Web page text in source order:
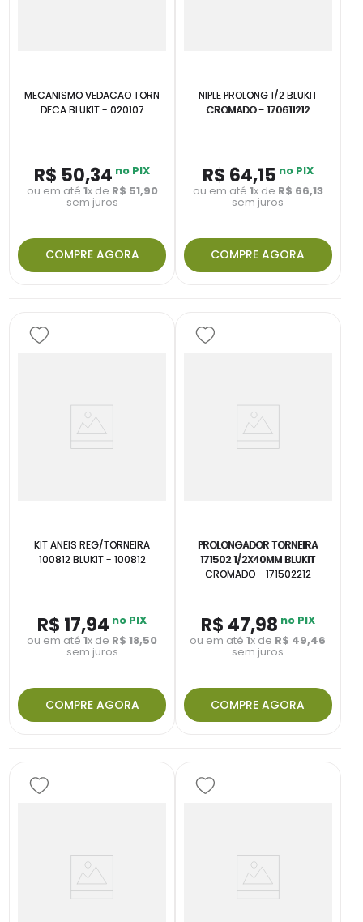
MECANISMO VEDACAO TORN
DECA BLUKIT - 020107
R$ 50,34 no PIX
ou em até 1x de R$ 51,90
sem juros
COMPRE AGORA
NIPLE PROLONG 1/2 BLUKIT
CROMADO - 170611212
R$ 64,15 no PIX
ou em até 1x de R$ 66,13
sem juros
COMPRE AGORA
KIT ANEIS REG/TORNEIRA
100812 BLUKIT - 100812
R$ 17,94 no PIX
ou em até1x de R$ 18,50
sem juros
COMPRE AGORA
PROLONGADOR TORNEIRA
171502 1/2X40MM BLUKIT
CROMADO - 171502212
R$ 47,98 no PIX
ou em até1x de R$ 49,46
sem juros
COMPRE AGORA